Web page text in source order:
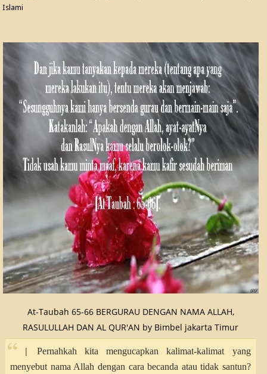
Islami
At-Taubah 65-66 BERGURAU DENGAN NAMA ALLAH,
RASULULLAH DAN AL QUR'AN by Bimbel jakarta Timur
|
Pernahkah kita mengucapkan kalimat-kalimat yang
menyebut nama Allah dengan cara becanda atau tidak santun?